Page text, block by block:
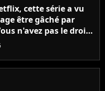
cette série a vu
être gâché par
n'avez pas le droit